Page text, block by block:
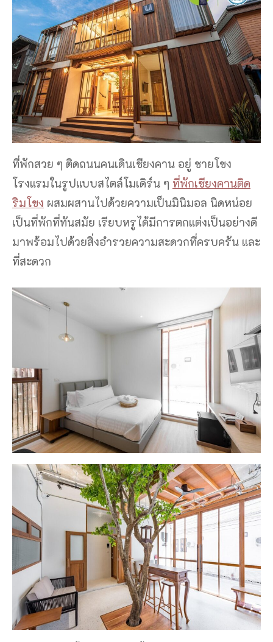
ที่พักสวย ๆ ติดถนนคนเดินเชียงคาน อยู่ ชายโขง
โรงแรมในรูปแบบสไตล์โมเดิร์น ๆ ที่พักเชียงคานติด
ริมโขง ผสมผสานไปด้วยความเป็นมินิมอล นิดหน่อย
เป็นที่พักที่ทันสมัย เรียบหรูได้มีการตกแต่งเป็นอย่างดี
มาพร้อมไปด้วยสิ่งอำรวยความสะดวกที่ครบครัน และ
ที่สะดวก